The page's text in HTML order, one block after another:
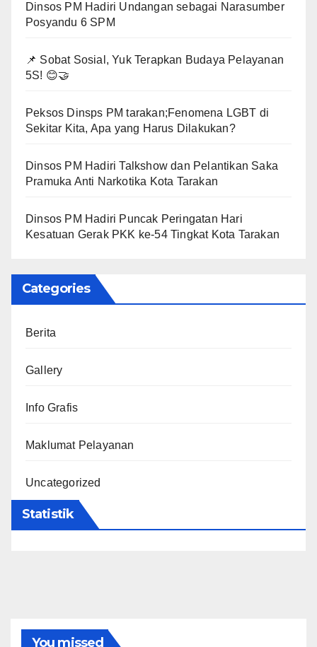
Dinsos PM Hadiri Undangan sebagai Narasumber
Posyandu 6 SPM
📌 Sobat Sosial, Yuk Terapkan Budaya Pelayanan
5S! 😊🤝
Peksos Dinsps PM tarakan;Fenomena LGBT di
Sekitar Kita, Apa yang Harus Dilakukan?
Dinsos PM Hadiri Talkshow dan Pelantikan Saka
Pramuka Anti Narkotika Kota Tarakan
Dinsos PM Hadiri Puncak Peringatan Hari
Kesatuan Gerak PKK ke-54 Tingkat Kota Tarakan
Categories
Berita
Gallery
Info Grafis
Maklumat Pelayanan
Uncategorized
Statistik
You missed